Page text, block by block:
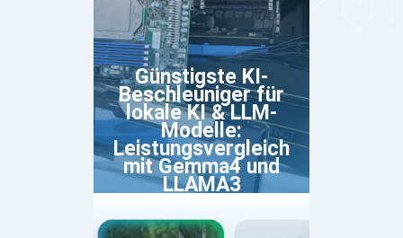
Günstigste KI-
Beschleuniger für
lokale KI & LLM-
Modelle:
Leistungsvergleich
mit Gemma4 und
LLAMA3